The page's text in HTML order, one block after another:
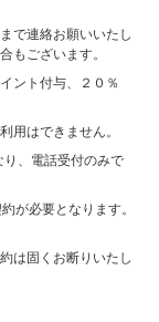
で連絡お願いいたし
もございます。
ント付与、２０％
用はできません。
、電話受付のみで
が必要となります。
は固くお断りいたし